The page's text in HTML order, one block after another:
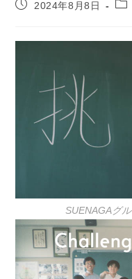
投
開
2024年8月8日
投
テ
SUENAGAグ